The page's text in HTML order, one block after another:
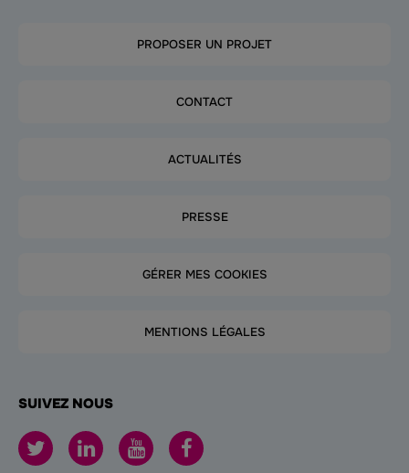
SUIVEZ NOUS
PROPOSER UN PROJET
CONTACT
ACTUALITÉS
PRESSE
GÉRER MES COOKIES
MENTIONS LÉGALES